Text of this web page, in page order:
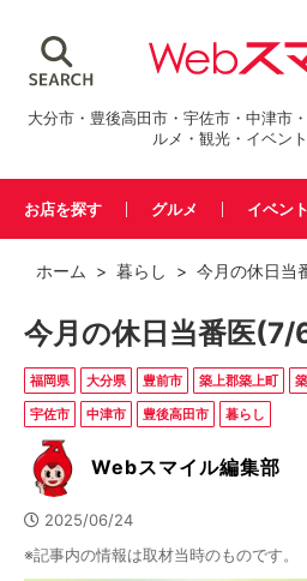
大分市・豊後高田市・宇佐市・中津市
ルメ・観光・イベン
お店を探す グルメ イベント
ホーム > 暮らし > 今月の休日当
今月の休日当番医
福岡県 大分県 豊前市 築上郡築上町
宇佐市
中津市 豊後高田市 暮らし
Webスマイル編集部
2025/06/24
※記事内の情報は取材当時のものです。